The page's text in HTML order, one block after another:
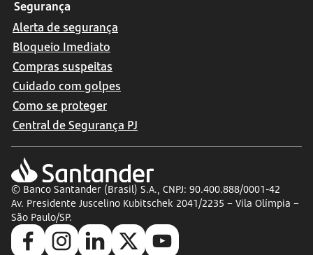
Segurança
Alerta de segurança
Bloqueio Imediato
Compras suspeitas
Cuidado com golpes
Como se proteger
Central de Segurança PJ
© Banco Santander (Brasil) S.A., CNPJ: 90.400.888/0001-42
Av. Presidente Juscelino Kubitschek 2041/2235 – Vila Olímpia –
São Paulo/SP.